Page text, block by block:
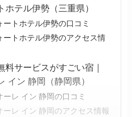
ホテル伊勢（三重県）
ートホテル伊勢の口コミ
ートホテル伊勢のアクセス情
料サービスがすごい宿｜
イン 静岡（静岡県）
ーレ イン 静岡の口コミ
ーレ イン 静岡のアクセス情報